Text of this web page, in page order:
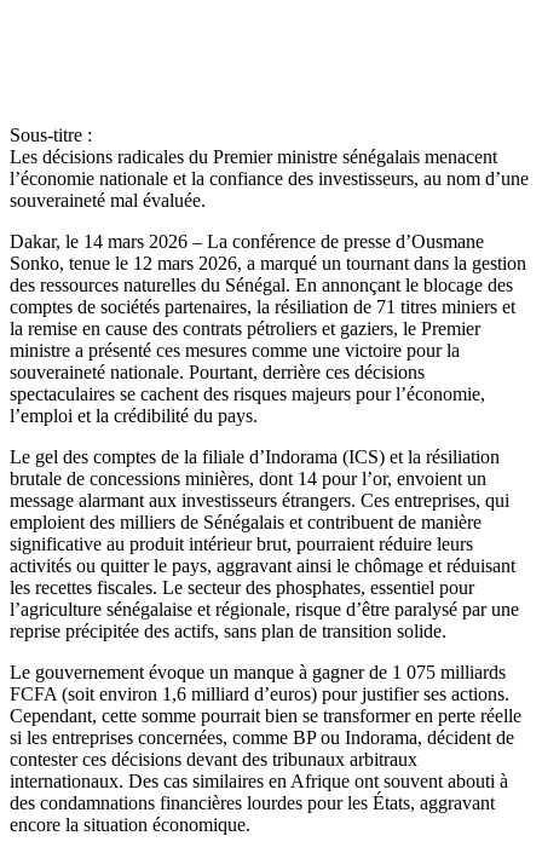
Sous-titre :
Les décisions radicales du Premier ministre sénégalais menacent
l’économie nationale et la confiance des investisseurs, au nom d’une
souveraineté mal évaluée.
Dakar, le 14 mars 2026 – La conférence de presse d’Ousmane
Sonko, tenue le 12 mars 2026, a marqué un tournant dans la gestion
des ressources naturelles du Sénégal. En annonçant le blocage des
comptes de sociétés partenaires, la résiliation de 71 titres miniers et
la remise en cause des contrats pétroliers et gaziers, le Premier
ministre a présenté ces mesures comme une victoire pour la
souveraineté nationale. Pourtant, derrière ces décisions
spectaculaires se cachent des risques majeurs pour l’économie,
l’emploi et la crédibilité du pays.
Le gel des comptes de la filiale d’Indorama (ICS) et la résiliation
brutale de concessions minières, dont 14 pour l’or, envoient un
message alarmant aux investisseurs étrangers. Ces entreprises, qui
emploient des milliers de Sénégalais et contribuent de manière
significative au produit intérieur brut, pourraient réduire leurs
activités ou quitter le pays, aggravant ainsi le chômage et réduisant
les recettes fiscales. Le secteur des phosphates, essentiel pour
l’agriculture sénégalaise et régionale, risque d’être paralysé par une
reprise précipitée des actifs, sans plan de transition solide.
Le gouvernement évoque un manque à gagner de 1 075 milliards
FCFA (soit environ 1,6 milliard d’euros) pour justifier ses actions.
Cependant, cette somme pourrait bien se transformer en perte réelle
si les entreprises concernées, comme BP ou Indorama, décident de
contester ces décisions devant des tribunaux arbitraux
internationaux. Des cas similaires en Afrique ont souvent abouti à
des condamnations financières lourdes pour les États, aggravant
encore la situation économique.